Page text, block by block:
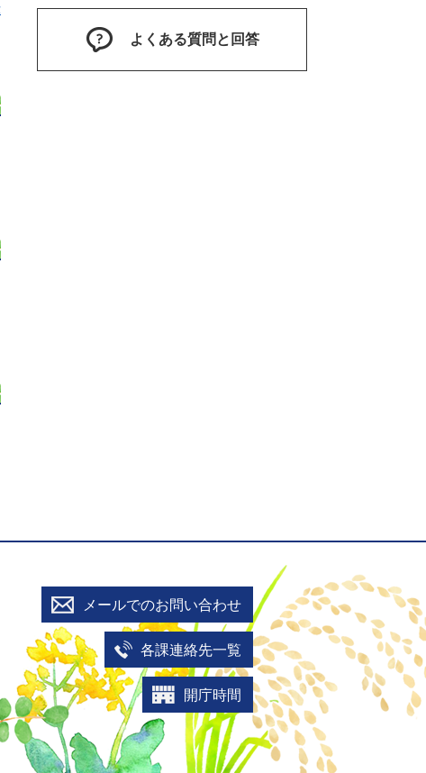
よくある質問と回答
メールでのお問い合わせ
各課連絡先一覧
開庁時間